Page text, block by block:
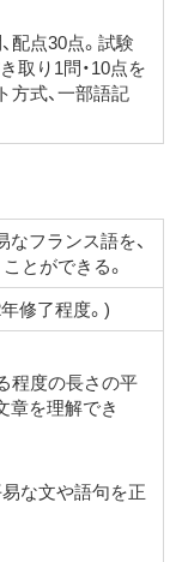
配点30点。試験
取り1問・10点を
方式、一部語記
フランス語を、
とができる。
修了程度。)
程度の長さの平
章を理解でき
な文や語句を正